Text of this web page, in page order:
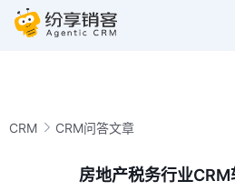
CRM CRM问答文章
房地产税务行业